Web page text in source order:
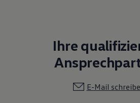
Ihre
E-Mail